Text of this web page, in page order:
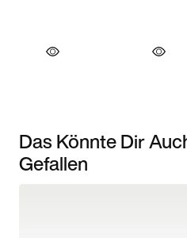
Das Könnte Dir
Gefallen